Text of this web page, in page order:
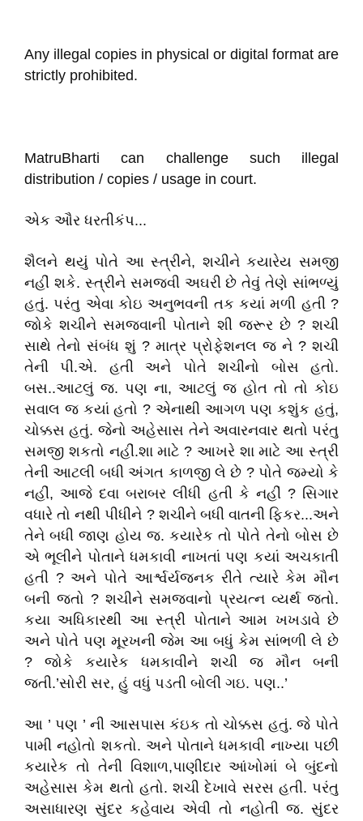
Any illegal copies in physical or digital format are
strictly prohibited.
MatruBharti can challenge such illegal
distribution / copies / usage in court.
એક ઔર ધરતીકંપ...
શૈલને થયું પોતે આ સ્ત્રીને, શચીને કયારેય સમજી
નહીં શકે. સ્ત્રીને સમજવી અઘરી છે તેવું તેણે સાંભળ્યું
હતું. પરંતુ એવા કોઇ અનુભવની તક કયાં મળી હતી ?
જોકે શચીને સમજવાની પોતાને શી જરૂર છે ? શચી
સાથે તેનો સંબંધ શું ? માત્ર પ્રોફેશનલ જ ને ? શચી
તેની પી.એ. હતી અને પોતે શચીનો બોસ હતો.
બસ..આટલું જ. પણ ના, આટલું જ હોત તો તો કોઇ
સવાલ જ કયાં હતો ? એનાથી આગળ પણ કશુંક હતું,
ચોક્કસ હતું. જેનો અહેસાસ તેને અવારનવાર થતો પરંતુ
સમજી શકતો નહીં.શા માટે ? આખરે શા માટે આ સ્ત્રી
તેની આટલી બધી અંગત કાળજી લે છે ? પોતે જમ્યો કે
નહીં, આજે દવા બરાબર લીધી હતી કે નહીં ? સિગાર
વધારે તો નથી પીધીને ? શચીને બધી વાતની ફિકર...અને
તેને બધી જાણ હોય જ. કયારેક તો પોતે તેનો બોસ છે
એ ભૂલીને પોતાને ધમકાવી નાખતાં પણ કયાં અચકાતી
હતી ? અને પોતે આર્શ્વર્યજનક રીતે ત્યારે કેમ મૌન
બની જતો ? શચીને સમજવાનો પ્રયત્ન વ્યર્થ જતો.
કયા અધિકારથી આ સ્ત્રી પોતાને આમ ખખડાવે છે
અને પોતે પણ મૂરખની જેમ આ બધું કેમ સાંભળી લે છે
? જોકે કયારેક ધમકાવીને શચી જ મૌન બની
જતી.’સોરી સર, હું વધું પડતી બોલી ગઇ. પણ..’
આ ’ પણ ’ ની આસપાસ કંઇક તો ચોક્કસ હતું. જે પોતે
પામી નહોતો શકતો. અને પોતાને ધમકાવી નાખ્યા પછી
કયારેક તો તેની વિશાળ,પાણીદાર આંખોમાં બે બુંદનો
અહેસાસ કેમ થતો હતો. શચી દેખાવે સરસ હતી. પરંતુ
અસાધારણ સુંદર કહેવાય એવી તો નહોતી જ. સુંદર